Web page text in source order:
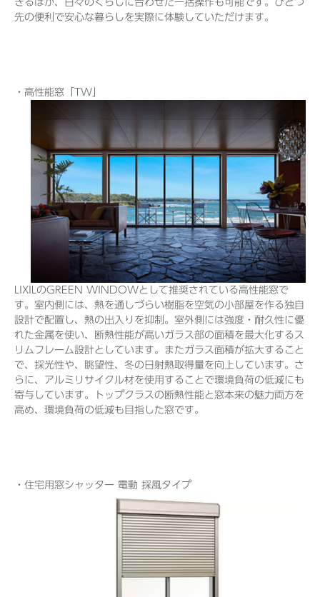
先の便利で安心な暮らしを実際に体験していただけます。
・高性能窓「TW」
LIXILのGREEN WINDOWとして推奨されている高性能窓で
す。室内側には、熱を通しづらい樹脂を空気の小部屋を作る独自
設計で配置し、熱の出入りを抑制。室外側には強度・耐久性に優
れた金属を使い、断熱性能が高いガラス部の面積を最大化するス
リムフレーム設計としています。またガラス面積が拡大すること
で、採光性や、眺望性、冬の日射熱取得量を向上しています。さ
らに、アルミリサイクル材を使用することで環境負荷の低減にも
寄与しています。トップクラスの断熱性能と窓本来の魅力両方を
高め、環境負荷の低減も目指した窓です。
・住宅用窓シャッター 電動 採風タイプ